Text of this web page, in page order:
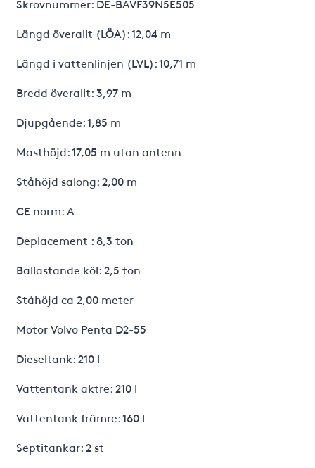
Skrovnummer: DE-BAVF39N5E505
Längd överallt (LÖA): 12,04 m
Längd i vattenlinjen (LVL): 10,71 m
Bredd överallt: 3,97 m
Djupgående: 1,85 m
Masthöjd: 17,05 m utan antenn
Ståhöjd salong: 2,00 m
CE norm: A
Deplacement : 8,3 ton
Ballastande köl: 2,5 ton
Ståhöjd ca 2,00 meter
Motor Volvo Penta D2-55
Dieseltank: 210 l
Vattentank aktre: 210 l
Vattentank främre: 160 l
Septitankar: 2 st